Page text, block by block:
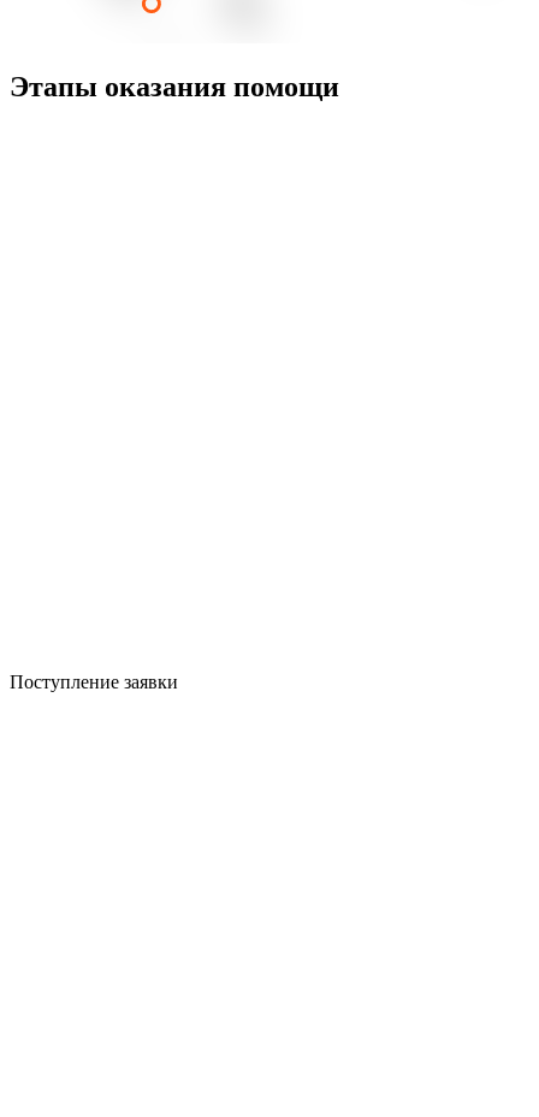
Этапы оказания помощи
Поступление заявки